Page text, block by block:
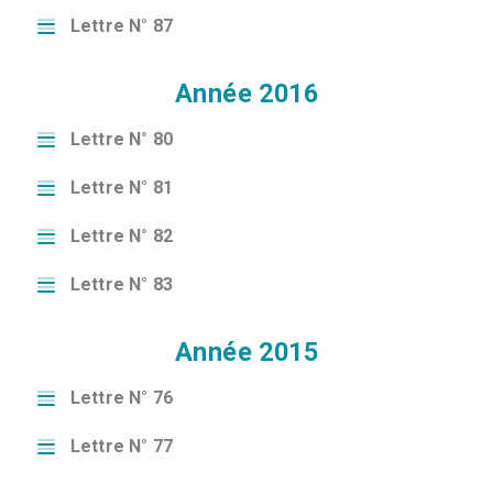
Lettre N° 87
Année 2016
Lettre N° 80
Lettre N° 81
Lettre N° 82
Lettre N° 83
Année 2015
Lettre N° 76
Lettre N° 77